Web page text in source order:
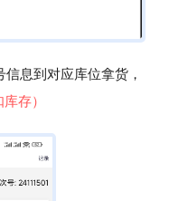
息到对应库位拿货，
存）